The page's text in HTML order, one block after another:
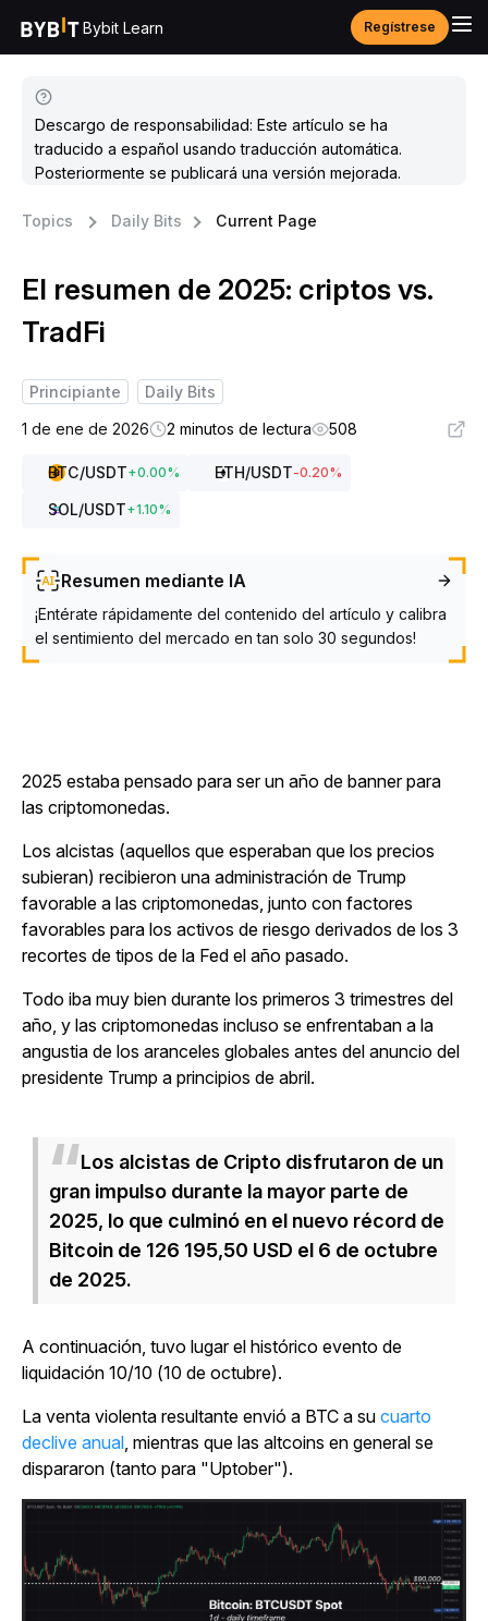
Bybit Learn Regístrese
Descargo de responsabilidad: Este artículo se ha
traducido a español usando traducción automática.
Posteriormente se publicará una versión mejorada.
Topics Daily Bits Current Page
El resumen de 2025: criptos vs.
TradFi
Principiante
Daily Bits
1 de ene de 2026
2 minutos de lectura 508
BTC/USDT+0.00% ETH/USDT-0.20%
SOL/USDT+1.10%
Resumen mediante IA
¡Entérate rápidamente del contenido del artículo y calibra
el sentimiento del mercado en tan solo 30 segundos!
2025 estaba pensado para ser un año de banner para
las criptomonedas.
Los alcistas (aquellos que esperaban que los precios
subieran) recibieron una administración de Trump
favorable a las criptomonedas, junto con factores
favorables para los activos de riesgo derivados de los 3
recortes de tipos de la Fed el año pasado.
Todo iba muy bien durante los primeros 3 trimestres del
año, y las criptomonedas incluso se enfrentaban a la
angustia de los aranceles globales antes del anuncio del
presidente Trump a principios de abril.
Los alcistas de Cripto disfrutaron de un
gran impulso durante la mayor parte de
2025, lo que culminó en el nuevo récord de
Bitcoin de 126 195,50 USD el 6 de octubre
de 2025.
A continuación, tuvo lugar el histórico evento de
liquidación 10/10 (10 de octubre).
La venta violenta resultante envió a BTC a su cuarto
declive anual, mientras que las altcoins en general se
dispararon (tanto para "Uptober").